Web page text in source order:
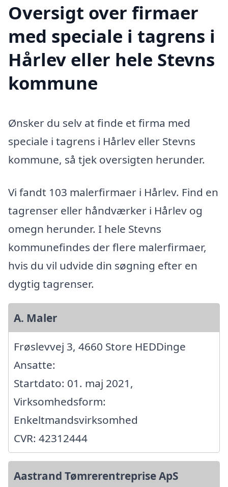
Oversigt over firmaer
med speciale i tagrens i
Hårlev eller hele Stevns
kommune
Ønsker du selv at finde et firma med
speciale i tagrens i Hårlev eller Stevns
kommune, så tjek oversigten herunder.
Vi fandt 103 malerfirmaer i Hårlev. Find en
tagrenser eller håndværker i Hårlev og
omegn herunder. I hele Stevns
kommunefindes der flere malerfirmaer,
hvis du vil udvide din søgning efter en
dygtig tagrenser.
A. Maler
Frøslevvej 3, 4660 Store HEDDinge
Ansatte:
Startdato: 01. maj 2021,
Virksomhedsform:
Enkeltmandsvirksomhed
CVR: 42312444
Aastrand Tømrerentreprise ApS